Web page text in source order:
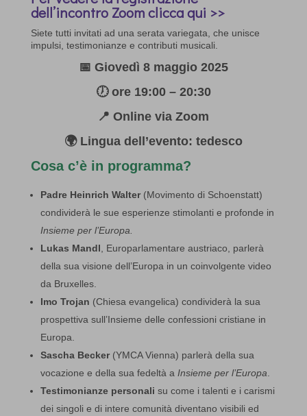
dell’incontro Zoom clicca qui >>
Siete tutti invitati ad una serata variegata, che unisce
impulsi, testimonianze e contributi musicali.
📅 Giovedì 8 maggio 2025
🕖 ore 19:00 – 20:30
📍 Online via Zoom
🌍 Lingua dell’evento: tedesco
Cosa c’è in programma?
Padre Heinrich Walter(Movimento di Schoenstatt)
condividerà le sue esperienze stimolanti e profonde in
Insieme per l’Europa.
Lukas Mandl , Europarlamentare austriaco, parlerà
della sua visione dell’Europa in un coinvolgente video
da Bruxelles.
Imo Trojan (Chiesa evangelica) condividerà la sua
prospettiva sull’Insieme delle confessioni cristiane in
Europa.
Sascha Becker(YMCA Vienna) parlerà della sua
vocazione e della sua fedeltà a Insieme per l’Europa
Testimonianze personali su come i talenti e i carismi
dei singoli e di intere comunità diventano visibili ed